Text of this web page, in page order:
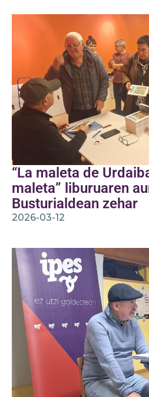
“La maleta de
maleta” liburuaren
Busturialdean zehar
2026-03-12